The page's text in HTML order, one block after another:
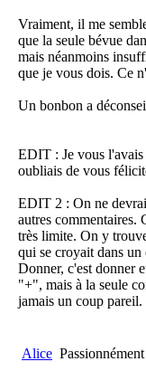
Vraiment, il me
que la seule bévue
mais néanmoins
que je vous dois. Ce
Un bonbon a
EDIT : Je vous
oubliais de vous
EDIT 2 : On ne
autres commentaires.
très limite. On y
qui se croyait dans
Donner, c'est donner
"+", mais à la seule
jamais un coup pareil.
Alice Passionnément